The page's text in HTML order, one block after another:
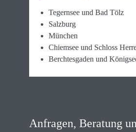
Tegernsee und Bad Tölz
Salzburg
München
Chiemsee und Schloss
Berchtesgaden und
Anfragen, Beratung